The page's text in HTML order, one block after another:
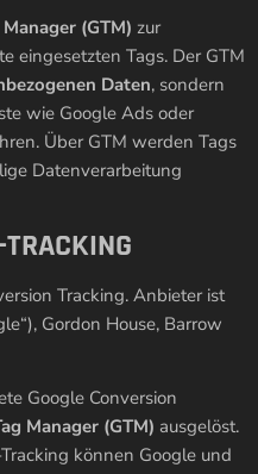
(GTM) zur
eingesetzten Tags. Der GTM
Daten, sondern
wie Google Ads oder
Über GTM werden Tags
Datenverarbeitung
TRACKING
Tracking. Anbieter ist
Gordon House, Barrow
Google Conversion
Manager (GTM) ausgelöst.
können Google und